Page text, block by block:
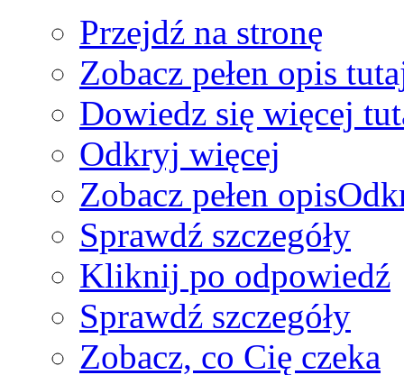
Przejdź na stronę
Zobacz pełen opis
Dowiedz się więcej
Odkryj więcej
Zobacz pełen opis
Sprawdź szczegóły
Kliknij po odpowiedź
Sprawdź szczegóły
Zobacz, co Cię czeka